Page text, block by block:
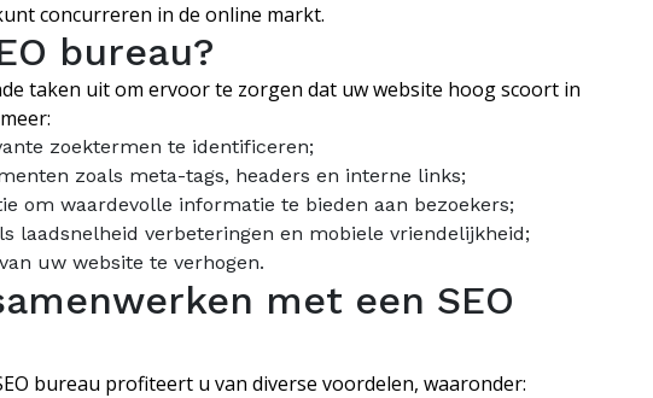
concurreren in de online markt.
bureau?
taken uit om ervoor te zorgen dat uw website hoog scoort in
zoektermen te identificeren;
zoals meta-tags, headers en interne links;
om waardevolle informatie te bieden aan bezoekers;
laadsnelheid verbeteringen en mobiele vriendelijkheid;
uw website te verhogen.
met een SEO
bureau profiteert u van diverse voordelen, waaronder: